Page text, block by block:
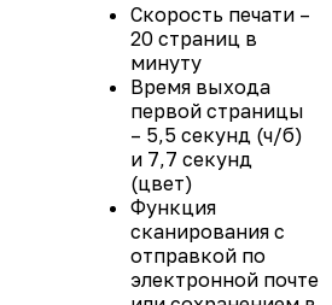
Скорость печати –
20 страниц в
минуту
Время выхода
первой страницы
– 5,5 секунд (ч/б)
и 7,7 секунд
(цвет)
Функция
сканирования с
отправкой по
электронной почте